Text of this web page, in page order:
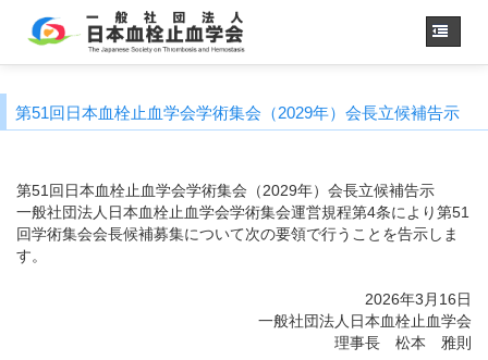
学会概要・理事長挨拶
学会誌
診療ガイドライン
第51回日本血栓止血学会学術集会（2029年）会長立候補告示
第51回日本血栓止血学会学術集会（2029年）会長立候補告示
一般社団法人日本血栓止血学会学術集会運営規程第4条により第51
回学術集会会長候補募集について次の要領で行うことを告示しま
す。
2026年3月16日
一般社団法人日本血栓止血学会
理事長 松本 雅則